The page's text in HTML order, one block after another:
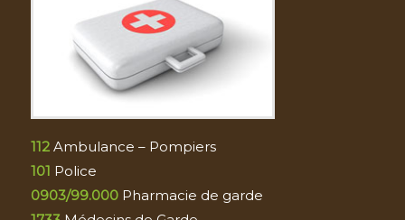
112Ambulance – Pompiers
101 Police
0903/99.000Pharmacie de garde